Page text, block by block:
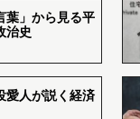
葉」から見る平
治史
愛人が説く経済